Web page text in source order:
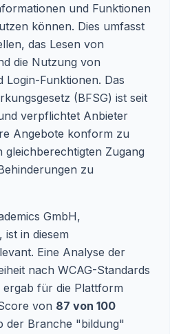
und Funktionen
können. Dies umfasst
das Lesen von
die Nutzung von
Login-Funktionen. Das
(BFSG) ist seit
verpflichtet Anbieter
Angebote konform zu
gleichberechtigten Zugang
zu
GmbH,
, ist in diesem
Eine Analyse der
nach WCAG-Standards
für die Plattform
von 87 von 100
der Branche "bildung"